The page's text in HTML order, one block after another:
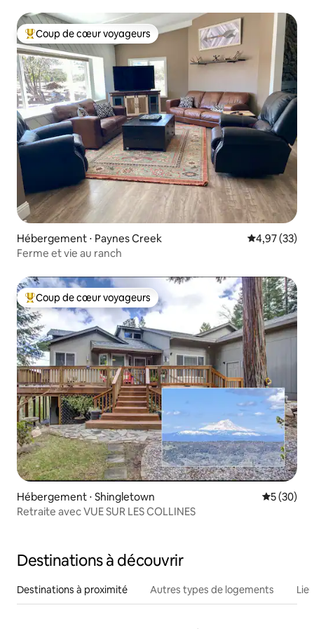
Coups de cœur voyageurs les plus appréciés
Coup de cœur voyageurs
Hébergement ⋅ Paynes Creek Évaluation
4,97 (33)
Ferme et vie au ranch
Coups de cœur voyageurs les plus appréciés
Coup de cœur voyageurs
Hébergement ⋅ Shingletown
5 (30)
Retraite avec VUE SUR LES COLLINES
Destinations à découvrir
Destinations à proximité Autres types de logements